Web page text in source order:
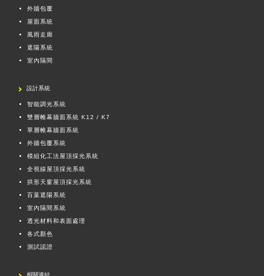
外牆包覆
屋面系統
風雨走廊
遮陽系統
室內隔間
設計系統
智能調光系統
雙層帷幕牆面系統 K12 / K7
單層帷幕牆面系統
外牆包覆系統
模組化工法屋頂採光系統
全視線屋頂採光系統
拱形天窗屋頂採光系統
百葉遮陽系統
室內隔間系統
透光材料和表面處理
各式顏色
測試認證
相關連結